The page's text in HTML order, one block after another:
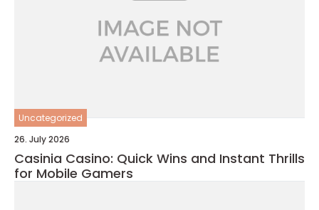
Uncategorized
26. July 2026
Casinia Casino: Quick Wins and Instant Thrills
for Mobile Gamers